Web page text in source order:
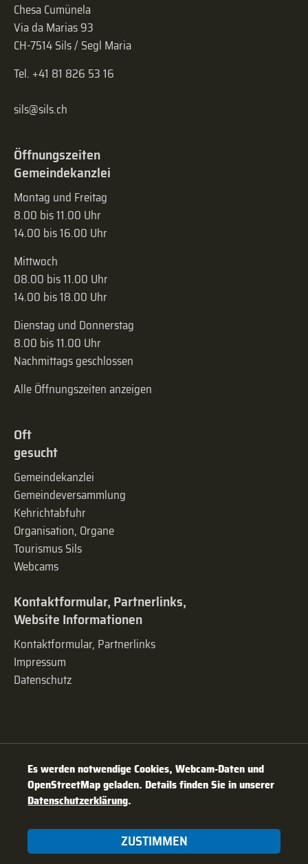
Chesa Cumünela
Via da Marias 93
CH-7514 Sils / Segl Maria
Tel. +41 81 826 53 16
sils@sils.ch
Öffnungszeiten
Gemeindekanzlei
Montag und Freitag
8.00 bis 11.00 Uhr
14.00 bis 16.00 Uhr
Mittwoch
08.00 bis 11.00 Uhr
14.00 bis 18.00 Uhr
Dienstag und Donnerstag
8.00 bis 11.00 Uhr
Nachmittags geschlossen
Alle Öffnungszeiten anzeigen
Oft
gesucht
Gemeindekanzlei
Gemeinde­versammlung
Kehrichtabfuhr
Organisation, Organe
Tourismus Sils
Webcams
Kontaktformular, Partnerlinks,
Website Informationen
Kontaktformular, Partnerlinks
Impressum
Datenschutz
Es werden notwendige Cookies, Webcam-Daten und
OpenStreetMap geladen. Details finden Sie in unserer
Datenschutzerklärung.
ZUSTIMMEN